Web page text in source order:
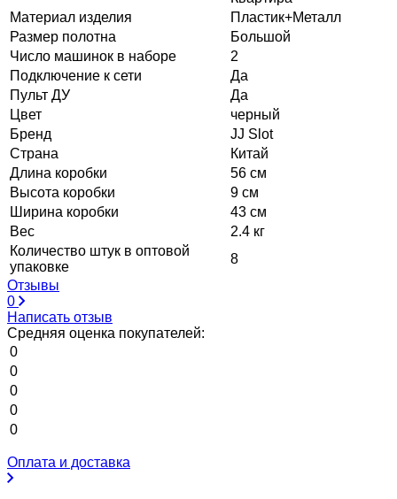
Материал изделия
Пластик+Металл
Размер полотна
Большой
Число машинок в наборе
2
Подключение к сети
Да
Пульт ДУ
Да
Цвет
черный
Бренд
JJ Slot
Страна
Китай
Длина коробки
56 см
Высота коробки
9 см
Ширина коробки
43 см
Вес
2.4 кг
Количество штук в оптовой
упаковке
8
Отзывы
0
Написать отзыв
Средняя оценка покупателей:
0
0
0
0
0
Оплата и доставка